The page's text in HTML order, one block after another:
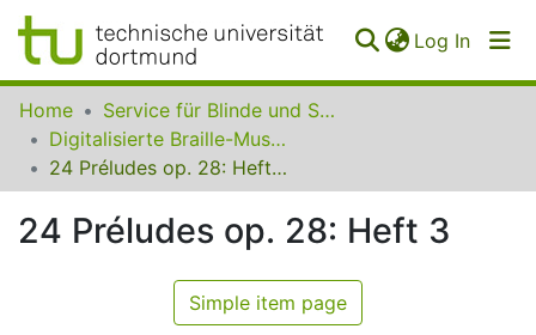
Log In
Communities
Collections
Home
Service für Blinde und Sehbehinderte der UB Dortmund
Digitalisierte Braille-Musik-Matrizen des VzfB
24 Préludes op. 28: Heft 3
24 Préludes op. 28: Heft 3
Simple item page